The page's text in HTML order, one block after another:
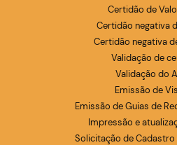
Certidão de
Certidão negativa
Certidão negativa
Validação de
Validação do
Emissão de
Emissão de Guias de
Impressão e
Solicitação de